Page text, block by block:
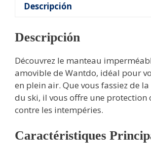
Descripción
Descripción
Découvrez le manteau
amovible de Wantdo, idéal pour
en plein air. Que vous fassiez de
du ski, il vous offre une protection
contre les intempéries.
Caractéristiques